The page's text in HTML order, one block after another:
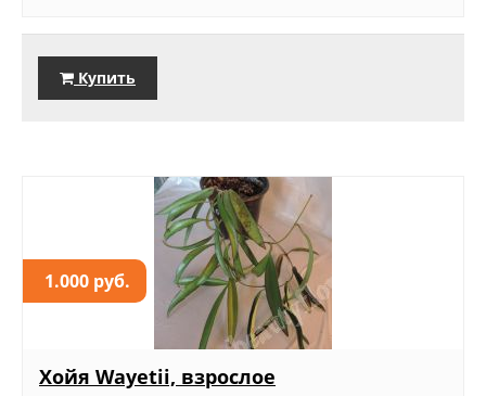
Купить
1.000 руб.
Хойя Wayetii, взрослое